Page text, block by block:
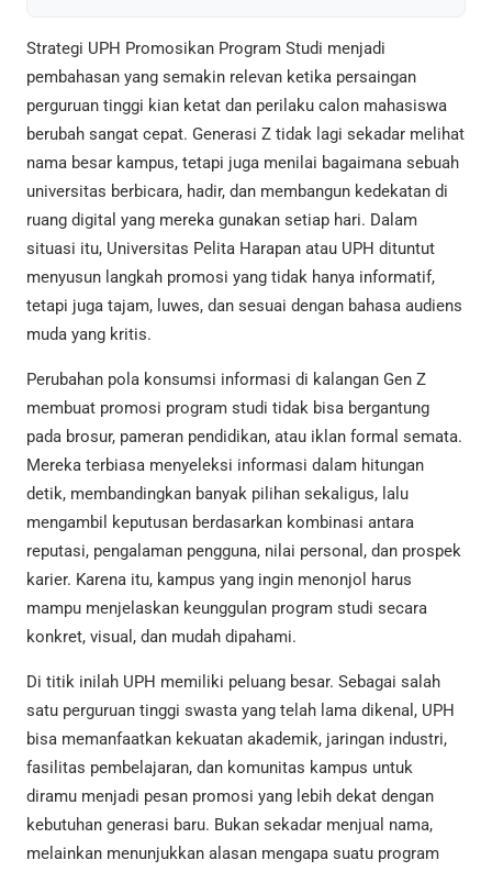
Strategi UPH Promosikan Program Studi menjadi
pembahasan yang semakin relevan ketika persaingan
perguruan tinggi kian ketat dan perilaku calon mahasiswa
berubah sangat cepat. Generasi Z tidak lagi sekadar melihat
nama besar kampus, tetapi juga menilai bagaimana sebuah
universitas berbicara, hadir, dan membangun kedekatan di
ruang digital yang mereka gunakan setiap hari. Dalam
situasi itu, Universitas Pelita Harapan atau UPH dituntut
menyusun langkah promosi yang tidak hanya informatif,
tetapi juga tajam, luwes, dan sesuai dengan bahasa audiens
muda yang kritis.
Perubahan pola konsumsi informasi di kalangan Gen Z
membuat promosi program studi tidak bisa bergantung
pada brosur, pameran pendidikan, atau iklan formal semata.
Mereka terbiasa menyeleksi informasi dalam hitungan
detik, membandingkan banyak pilihan sekaligus, lalu
mengambil keputusan berdasarkan kombinasi antara
reputasi, pengalaman pengguna, nilai personal, dan prospek
karier. Karena itu, kampus yang ingin menonjol harus
mampu menjelaskan keunggulan program studi secara
konkret, visual, dan mudah dipahami.
Di titik inilah UPH memiliki peluang besar. Sebagai salah
satu perguruan tinggi swasta yang telah lama dikenal, UPH
bisa memanfaatkan kekuatan akademik, jaringan industri,
fasilitas pembelajaran, dan komunitas kampus untuk
diramu menjadi pesan promosi yang lebih dekat dengan
kebutuhan generasi baru. Bukan sekadar menjual nama,
melainkan menunjukkan alasan mengapa suatu program